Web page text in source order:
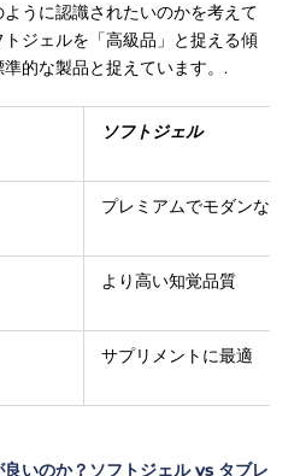
うに認識されたいのかを考えて
ジェルを「高級品」と捉える傾
的な製品と捉えています。.
ソフトジェル
プレミアムでモダンな外観
より高い知覚品質
サプリメントに最適
いのか？ソフトジェル vs タブレ